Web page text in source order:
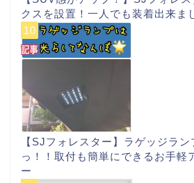
クスを設置！一人でも装着出来ま
【SJフォレスター】ラゲッジラ
っ！！取付も簡単にできるお手軽
ー